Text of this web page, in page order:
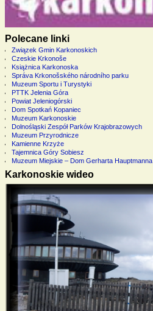
Polecane linki
Związek Gmin Karkonoskich
Czeskie Krkonoše
Książnica Karkonoska
Správa Krkonošského národního parku
Muzeum Sportu i Turystyki
PTTK Jelenia Góra
Powiat Jeleniogórski
Dom Spotkań Kopaniec
Muzeum Karkonoskie
Dolnośląski Zespół Parków Krajobrazowych
Muzeum Przyrodnicze
Kamienne Krzyże
Tajemnica Góry Sobiesz
Muzeum Miejskie – Dom Gerharta Hauptmanna
Karkonoskie wideo